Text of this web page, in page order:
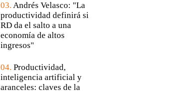
03. Andrés Velasco: "La
productividad definirá si
RD da el salto a una
economía de altos
ingresos"
04. Productividad,
inteligencia artificial y
aranceles: claves de la